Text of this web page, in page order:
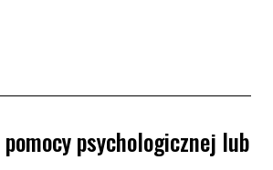
psychologicznej lub